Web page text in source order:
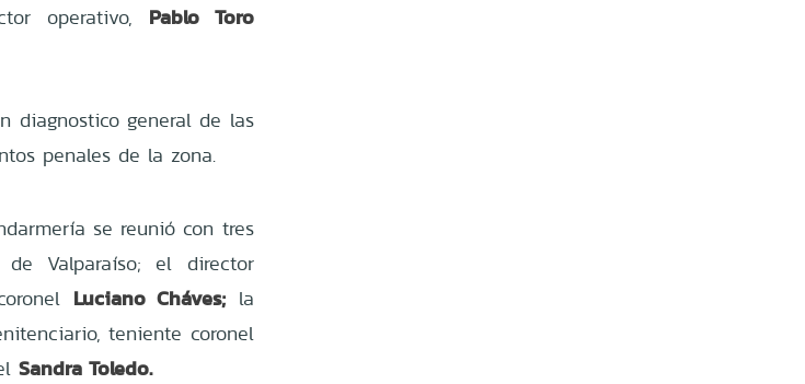
operativo, Pablo Toro
diagnostico general de las
penales de la zona.
se reunió con tres
Valparaíso; el director
Luciano Cháves; la
teniente coronel
Sandra Toledo.